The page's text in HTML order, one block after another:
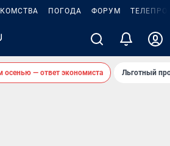
ПОГОДА ФОРУМ
осенью — ответ экономиста Льготный